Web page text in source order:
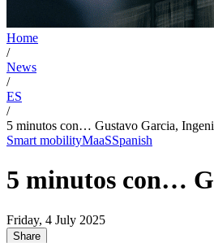
Home
/
News
/
ES
/
5 minutos con… Gustavo Garcia,
Smart mobilityMaaSSpanish
5 minutos con…
Friday, 4 July 2025
Share